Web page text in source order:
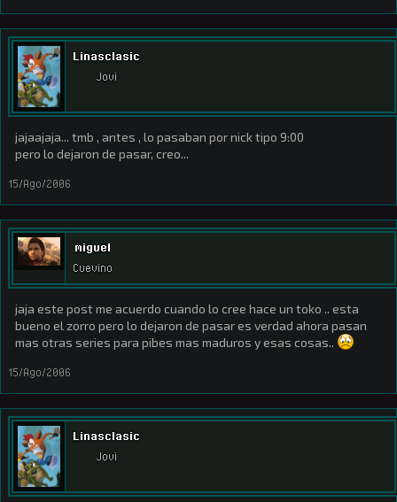
Linasclasic
Jovi
jajaajaja... tmb , antes , lo pasaban por nick tipo 9:00
pero lo dejaron de pasar, creo...
15/Ago/2006
miguel
Cuevino
jaja este post me acuerdo cuando lo cree hace un toko .. esta
bueno el zorro pero lo dejaron de pasar es verdad ahora pasan
mas otras series para pibes mas maduros y esas cosas..
15/Ago/2006
Linasclasic
Jovi